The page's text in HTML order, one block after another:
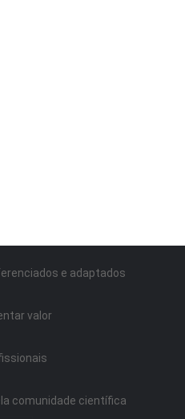
e adaptados
valor
comunidade científica